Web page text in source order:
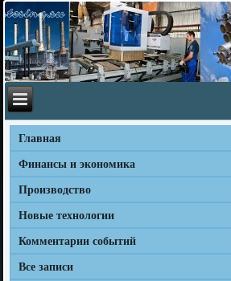
Главная
Финансы и экономика
Производство
Новые технологии
Комментарии событий
Все записи